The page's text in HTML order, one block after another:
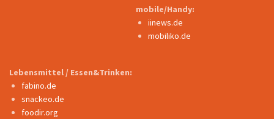
mobile/Handy:
iinews.de
mobiliko.de
Lebensmittel / Essen&Trinken:
fabino.de
snackeo.de
foodir.org